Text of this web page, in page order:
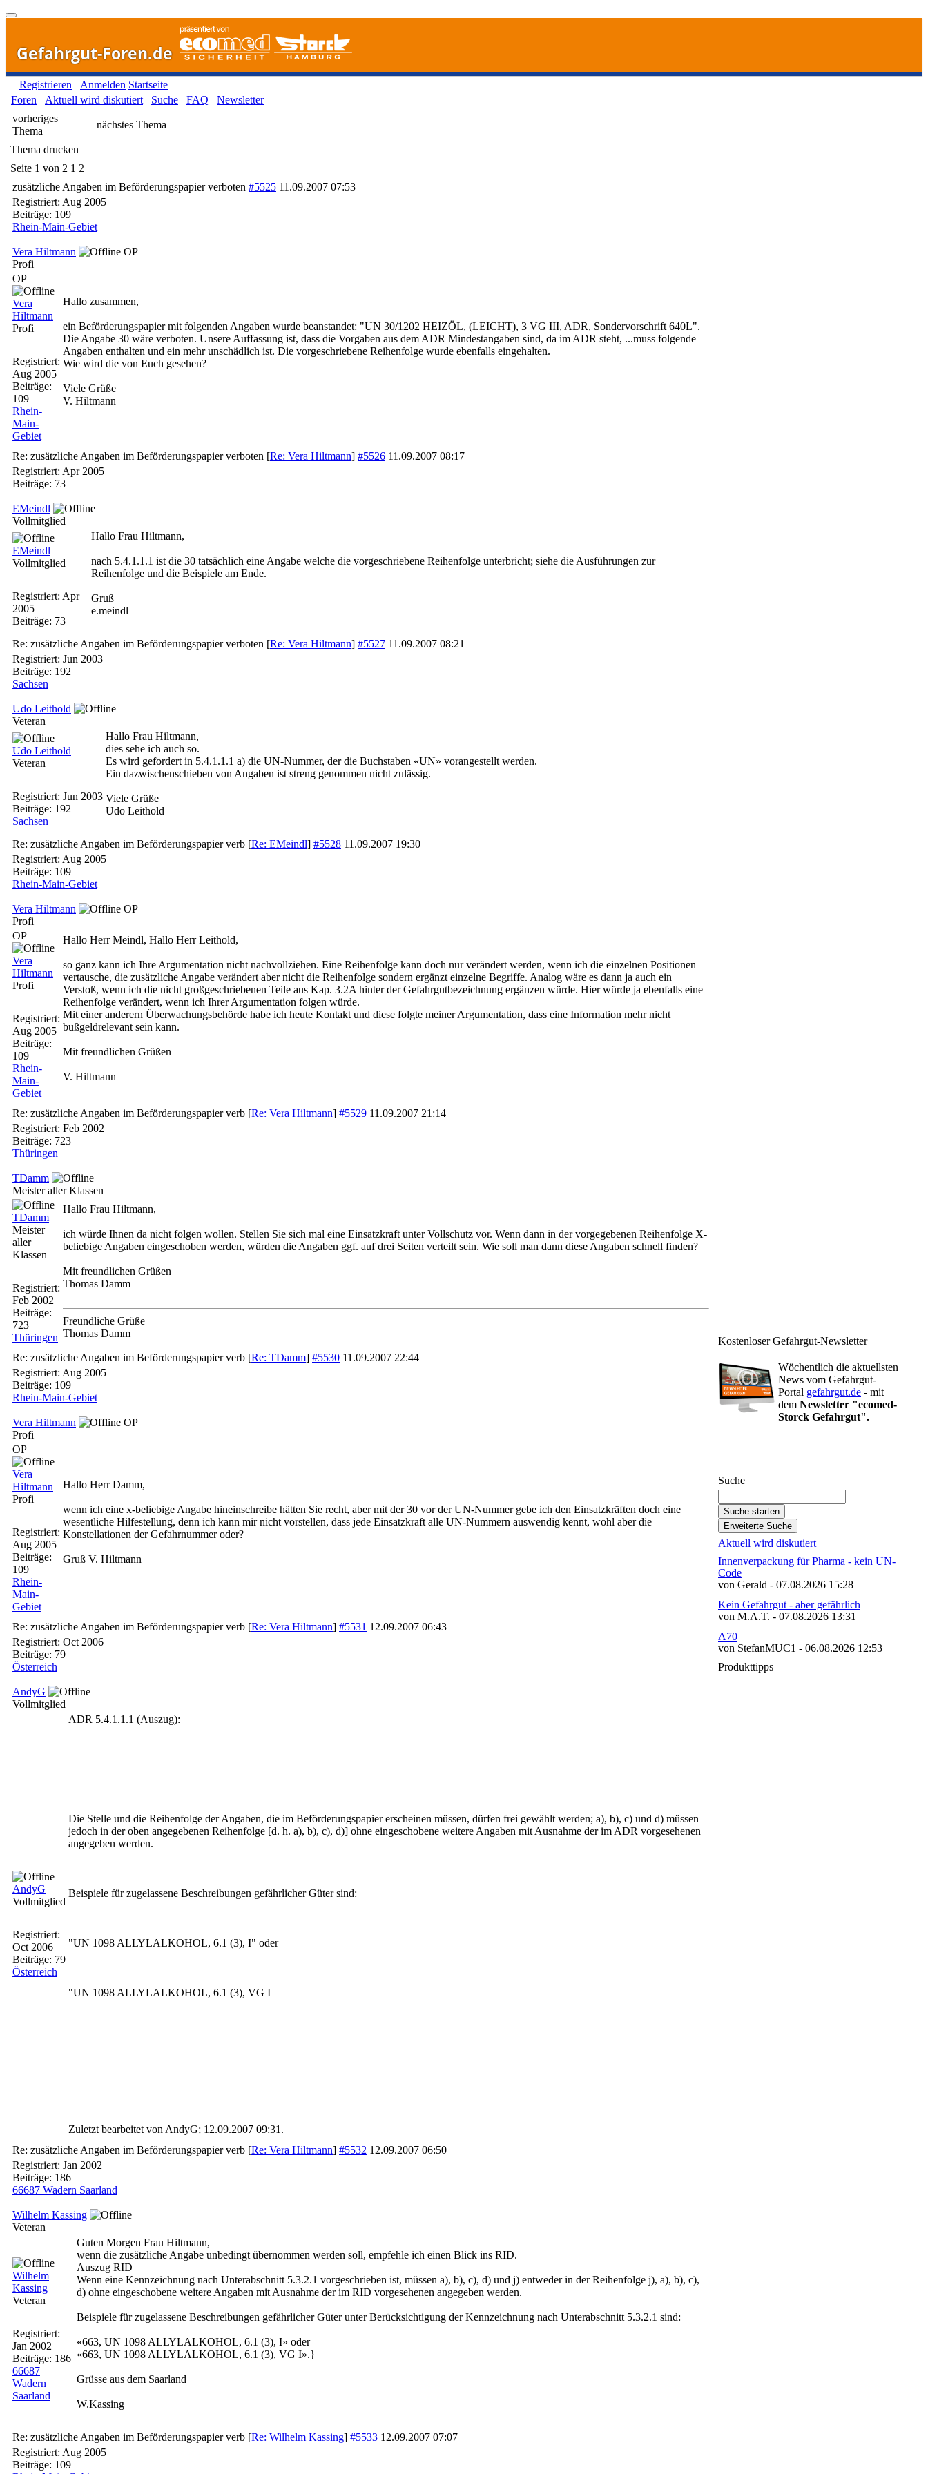
Gefahrgut-Foren.de
Registrieren Anmelden Startseite
Foren
Aktuell wird diskutiert Suche FAQ
Newsletter
vorheriges
Thema
nächstes Thema
Thema drucken
Seite 1 von 2 1 2
zusätzliche Angaben im Beförderungspapier verboten #5525 11.09.2007 07:53
Registriert: Aug 2005
Beiträge: 109
Rhein-Main-Gebiet
Vera Hiltmann
OP
Profi
OP
Vera
Hiltmann
Profi
Registriert:
Aug 2005
Beiträge:
109
Rhein-
Main-
Gebiet
Hallo zusammen,
ein Beförderungspapier mit folgenden Angaben wurde beanstandet: "UN 30/1202 HEIZÖL, (LEICHT), 3 VG III, ADR, Sondervorschrift 640L".
Die Angabe 30 wäre verboten. Unsere Auffassung ist, dass die Vorgaben aus dem ADR Mindestangaben sind, da im ADR steht, ...muss folgende
Angaben enthalten und ein mehr unschädlich ist. Die vorgeschriebene Reihenfolge wurde ebenfalls eingehalten.
Wie wird die von Euch gesehen?
Viele Grüße
V. Hiltmann
Re: zusätzliche Angaben im Beförderungspapier verboten [Re: Vera Hiltmann] #5526 11.09.2007 08:17
Registriert: Apr 2005
Beiträge: 73
EMeindl
Vollmitglied
EMeindl
Vollmitglied
Registriert: Apr
2005
Beiträge: 73
Hallo Frau Hiltmann,
nach 5.4.1.1.1 ist die 30 tatsächlich eine Angabe welche die vorgeschriebene Reihenfolge unterbricht; siehe die Ausführungen zur
Reihenfolge und die Beispiele am Ende.
Gruß
e.meindl
Re: zusätzliche Angaben im Beförderungspapier verboten [Re: Vera Hiltmann] #5527 11.09.2007 08:21
Registriert: Jun 2003
Beiträge: 192
Sachsen
Udo Leithold
Veteran
Udo Leithold
Veteran
Registriert: Jun 2003
Beiträge: 192
Sachsen
Hallo Frau Hiltmann,
dies sehe ich auch so.
Es wird gefordert in 5.4.1.1.1 a) die UN-Nummer, der die Buchstaben «UN» vorangestellt werden.
Ein dazwischenschieben von Angaben ist streng genommen nicht zulässig.
Viele Grüße
Udo Leithold
Re: zusätzliche Angaben im Beförderungspapier verb [Re: EMeindl] #5528 11.09.2007 19:30
Registriert: Aug 2005
Beiträge: 109
Rhein-Main-Gebiet
Vera Hiltmann
OP
Profi
OP
Vera
Hiltmann
Profi
Registriert:
Aug 2005
Beiträge:
109
Rhein-
Main-
Gebiet
Hallo Herr Meindl, Hallo Herr Leithold,
so ganz kann ich Ihre Argumentation nicht nachvollziehen. Eine Reihenfolge kann doch nur verändert werden, wenn ich die einzelnen Positionen
vertausche, die zusätzliche Angabe verändert aber nicht die Reihenfolge sondern ergänzt einzelne Begriffe. Analog wäre es dann ja auch ein
Verstoß, wenn ich die nicht großgeschriebenen Teile aus Kap. 3.2A hinter der Gefahrgutbezeichnung ergänzen würde. Hier würde ja ebenfalls eine
Reihenfolge verändert, wenn ich Ihrer Argumentation folgen würde.
Mit einer anderern Überwachungsbehörde habe ich heute Kontakt und diese folgte meiner Argumentation, dass eine Information mehr nicht
bußgeldrelevant sein kann.
Mit freundlichen Grüßen
V. Hiltmann
Re: zusätzliche Angaben im Beförderungspapier verb [Re: Vera Hiltmann] #5529 11.09.2007 21:14
Registriert: Feb 2002
Beiträge: 723
Thüringen
TDamm
Meister aller Klassen
TDamm
Meister
aller
Klassen
Registriert:
Feb 2002
Beiträge:
723
Thüringen
Hallo Frau Hiltmann,
ich würde Ihnen da nicht folgen wollen. Stellen Sie sich mal eine Einsatzkraft unter Vollschutz vor. Wenn dann in der vorgegebenen Reihenfolge X-
beliebige Angaben eingeschoben werden, würden die Angaben ggf. auf drei Seiten verteilt sein. Wie soll man dann diese Angaben schnell finden?
Mit freundlichen Grüßen
Thomas Damm
Freundliche Grüße
Thomas Damm
Re: zusätzliche Angaben im Beförderungspapier verb [Re: TDamm] #5530 11.09.2007 22:44
Registriert: Aug 2005
Beiträge: 109
Rhein-Main-Gebiet
Vera Hiltmann
OP
Profi
OP
Vera
Hiltmann
Profi
Registriert:
Aug 2005
Beiträge:
109
Rhein-
Main-
Gebiet
Hallo Herr Damm,
wenn ich eine x-beliebige Angabe hineinschreibe hätten Sie recht, aber mit der 30 vor der UN-Nummer gebe ich den Einsatzkräften doch eine
wesentliche Hilfestellung, denn ich kann mir nicht vorstellen, dass jede Einsatzkraft alle UN-Nummern auswendig kennt, wohl aber die
Konstellationen der Gefahrnummer oder?
Gruß V. Hiltmann
Re: zusätzliche Angaben im Beförderungspapier verb [Re: Vera Hiltmann] #5531 12.09.2007 06:43
Registriert: Oct 2006
Beiträge: 79
Österreich
AndyG
Vollmitglied
AndyG
Vollmitglied
Registriert:
Oct 2006
Beiträge: 79
Österreich
ADR 5.4.1.1.1 (Auszug):
Die Stelle und die Reihenfolge der Angaben, die im Beförderungspapier erscheinen müssen, dürfen frei gewählt werden; a), b), c) und d) müssen
jedoch in der oben angegebenen Reihenfolge [d. h. a), b), c), d)] ohne eingeschobene weitere Angaben mit Ausnahme der im ADR vorgesehenen
angegeben werden.
Beispiele für zugelassene Beschreibungen gefährlicher Güter sind:
"UN 1098 ALLYLALKOHOL, 6.1 (3), I" oder
"UN 1098 ALLYLALKOHOL, 6.1 (3), VG I
Zuletzt bearbeitet von AndyG; 12.09.2007 09:31 .
Re: zusätzliche Angaben im Beförderungspapier verb [Re: Vera Hiltmann] #5532 12.09.2007 06:50
Registriert: Jan 2002
Beiträge: 186
66687 Wadern Saarland
Wilhelm Kassing
Veteran
Wilhelm
Kassing
Veteran
Registriert:
Jan 2002
Beiträge: 186
66687
Wadern
Saarland
Guten Morgen Frau Hiltmann,
wenn die zusätzliche Angabe unbedingt übernommen werden soll, empfehle ich einen Blick ins RID.
Auszug RID
Wenn eine Kennzeichnung nach Unterabschnitt 5.3.2.1 vorgeschrieben ist, müssen a), b), c), d) und j) entweder in der Reihenfolge j), a), b), c),
d) ohne eingeschobene weitere Angaben mit Ausnahme der im RID vorgesehenen angegeben werden.
Beispiele für zugelassene Beschreibungen gefährlicher Güter unter Berücksichtigung der Kennzeichnung nach Unterabschnitt 5.3.2.1 sind:
«663, UN 1098 ALLYLALKOHOL, 6.1 (3), I» oder
«663, UN 1098 ALLYLALKOHOL, 6.1 (3), VG I».}
Grüsse aus dem Saarland
W.Kassing
Re: zusätzliche Angaben im Beförderungspapier verb [Re: Wilhelm Kassing] #5533 12.09.2007 07:07
Registriert: Aug 2005
Beiträge: 109
Kostenloser Gefahrgut-Newsletter
Wöchentlich die aktuellsten
News vom Gefahrgut-
Portal gefahrgut.de - mit
dem Newsletter "ecomed-
Storck Gefahrgut".
Suche
Aktuell wird diskutiert
Innenverpackung für Pharma - kein UN-
Code
von Gerald - 07.08.2026 15:28
Kein Gefahrgut - aber gefährlich
von M.A.T. - 07.08.2026 13:31
A70
von StefanMUC1 - 06.08.2026 12:53
Produkttipps